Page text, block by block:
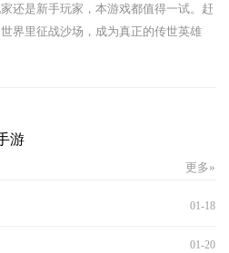
还是新手玩家，本游戏都值得一试。赶
界里征战沙场，成为真正的传世英雄
游
更多»
01-18
01-20